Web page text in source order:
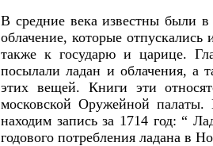
В средние века известны были
облачение, которые
также к государю и царице.
посылали ладан и облачения, а
этих вещей. Книги эти
московской Оружейной палаты.
находим запись за 1714 год: “
годового потребления ладана в